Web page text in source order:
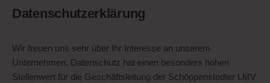
Datenschutzerklärung
Wir freuen uns sehr über Ihr Interesse an unserem
Unternehmen. Datenschutz hat einen besonders hohen
Stellenwert für die Geschäftsleitung der Schöppenstedter LMV